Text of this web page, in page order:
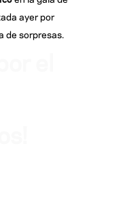
ayer por
de sorpresas.